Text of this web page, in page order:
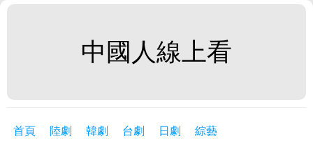
中國人線上看
首頁 陸劇 韓劇 台劇 日劇 綜藝